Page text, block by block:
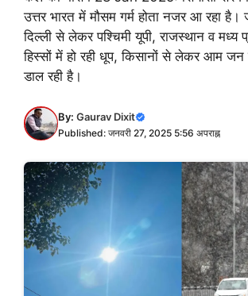
उत्तर भारत में मौसम गर्म होता नजर आ रहा है।
दिल्ली से लेकर पश्चिमी यूपी, राजस्थान व मध्य
हिस्सों में हो रही धूप, किसानों से लेकर आम
डाल रही है।
By: Gaurav Dixit
Published: जनवरी 27, 2025 5:56 अपराह्न